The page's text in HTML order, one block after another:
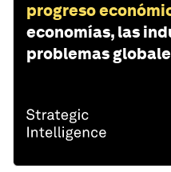
progreso
economías, las
problemas